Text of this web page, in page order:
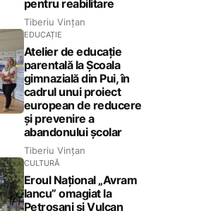
pentru reabilitare
Tiberiu Vințan
EDUCAȚIE
Atelier de educație
parentală la Școala
gimnazială din Pui, în
cadrul unui proiect
european de reducere
și prevenire a
abandonului școlar
Tiberiu Vințan
CULTURĂ
Eroul Național „Avram
Iancu” omagiat la
Petroșani și Vulcan